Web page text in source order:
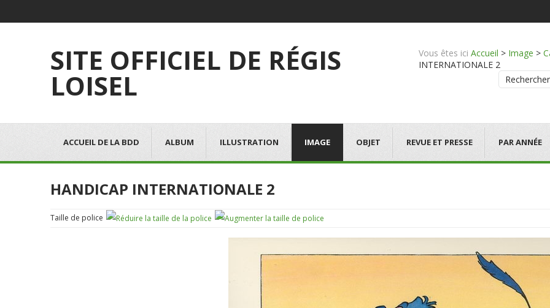
SITE OFFICIEL DE RÉGIS
LOISEL
Vous êtes ici Accueil > Image >
INTERNATIONALE 2
Rechercher
ACCUEIL DE LA BDD ALBUM ILLUSTRATION IMAGE OBJET REVUE ET PRESSE PAR ANNÉE
HANDICAP INTERNATIONALE 2
Taille de police